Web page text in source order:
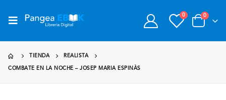
0 0
TIENDA REALISTA
COMBATE EN LA NOCHE – JOSEP MARIA ESPINÀS